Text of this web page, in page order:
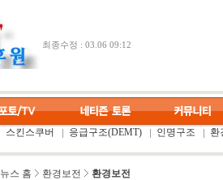
최종수정 : 03.06 09:12
스킨스쿠버 응급구조(DEMT) 인명구조 환
뉴스 홈 환경보전 환경보전